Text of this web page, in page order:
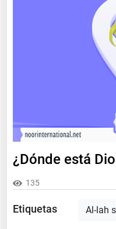
¿Dónde está
135
Etiquetas Al-lah